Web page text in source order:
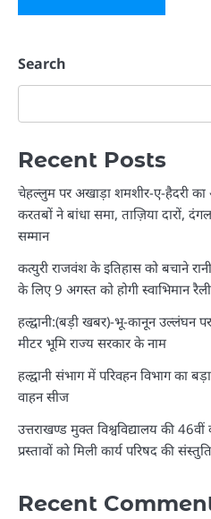
Search
Recent Posts
चेहल्लुम पर अखाड़ा शमशीर-ए-हैदरी
करतबों ने बांधा समा, ताज़िया दारों,
सम्मान
कत्युरी राजवंश के इतिहास को बचाने
के लिए 9 अगस्त को होगी स्वाभिमान रैली
हल्द्वानी:(बड़ी खबर)-भू-कानून उल्लंघन
मीटर भूमि राज्य सरकार के नाम
हल्द्वानी संभाग में परिवहन विभाग का
वाहन सीज
उत्तराखण्ड मुक्त विश्वविद्यालय की
प्रस्तावों को मिली कार्य परिषद की संस्तुति
Recent